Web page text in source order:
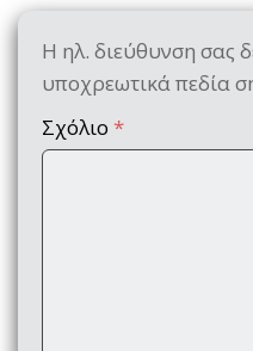
Η ηλ. διεύθυνση σας
υποχρεωτικά πεδία
Σχόλιο *